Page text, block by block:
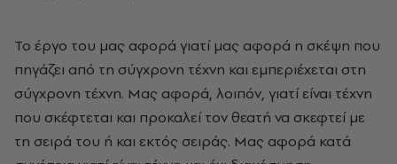
Το έργο του μας αφορά γιατί μας αφορά η σκέψη που
πηγάζει από τη σύγχρονη τέχνη και εμπεριέχεται στη
σύγχρονη τέχνη. Μας αφορά, λοιπόν, γιατί είναι τέχνη
που σκέφτεται και προκαλεί τον θεατή να σκεφτεί με
τη σειρά του ή και εκτός σειράς. Μας αφορά κατά